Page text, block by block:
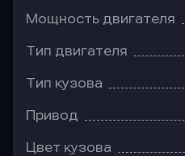
Мощность двигателя
Тип двигателя
Тип кузова
Привод
Цвет кузова